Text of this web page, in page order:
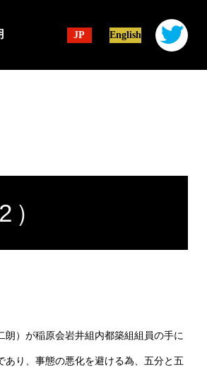
English
JP
）が稲原会岩井組内都築組組員の手に
り、事態の悪化を避ける為、五分と五